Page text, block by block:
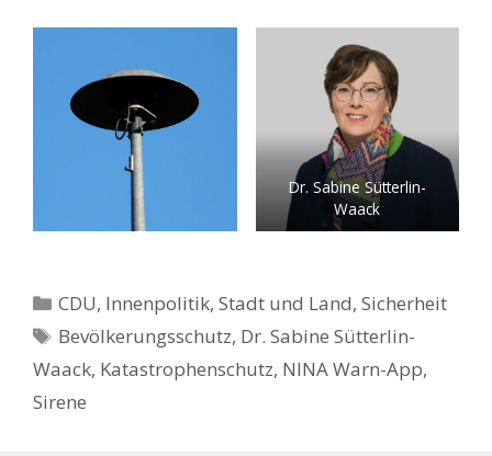
Dr. Sabine Sütterlin-
Waack
Kategorien
CDU, Innenpolitik, Stadt und Land,Sicherheit
Schlagwörter
Bevölkerungsschutz, Dr. Sabine Sütterlin-
Waack, Katastrophenschutz, NINA Warn-App,
Sirene